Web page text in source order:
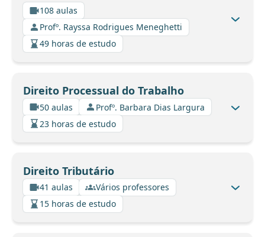
108 aulas
Profº. Rayssa Rodrigues Meneghetti
49 horas de estudo
Direito Processual do Trabalho
50 aulas
Profº. Barbara Dias Largura
23 horas de estudo
Direito Tributário
41 aulas
Vários professores
15 horas de estudo